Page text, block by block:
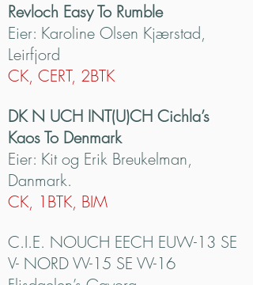
Revloch Easy To Rumble
Eier: Karoline Olsen Kjærstad,
Leirfjord
CK, CERT, 2BTK
DK N UCH INT(U)CH Cichla’s
Kaos To Denmark
Eier: Kit og Erik Breukelman,
Danmark.
CK, 1BTK, BIM
C.I.E. NOUCH EECH EUW-13 SE
V- NORD VV-15 SE VV-16